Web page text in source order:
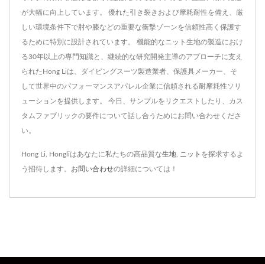
が大幅に向上しています。 優れた引き裂きおよび摩耗耐性を備え、厳
しい環境条件下で肘や膝などの重要な衝撃ゾーンを信頼性高く保護す
るために特別に設計されています。 機能的なニット生地の製造におけ
る30年以上の専門知識と、継続的な研究開発主導のアプローチに支え
られたHong Liは、ダイビングスーツ製造業者、保護具メーカー、そ
して世界中のパフォーマンスアパレル企業に信頼される耐摩耗性ソリ
ューションを提供します。 今日、サンプルをリクエストしたり、カス
タムファブリックの要件について話し合うためにお問い合わせくださ
い。
Hong Li, Hongliはあなたに私たちの高品質な生地 ニット を探求するよ
う招待します。 お問い合わせの詳細については！